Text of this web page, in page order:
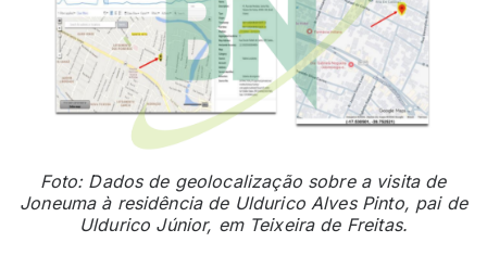
Foto: Dados de geolocalização sobre a visita de
Joneuma à residência de Uldurico Alves Pinto, pai de
Uldurico Júnior, em Teixeira de Freitas.